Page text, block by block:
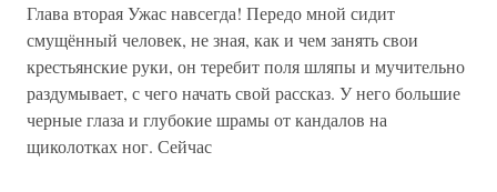
Глава вторая Ужас навсегда! Передо мной сидит
смущённый человек, не зная, как и чем занять свои
крестьянские руки, он теребит поля шляпы и мучительно
раздумывает, с чего начать свой рассказ. У него большие
черные глаза и глубокие шрамы от кандалов на
щиколотках ног. Сейчас